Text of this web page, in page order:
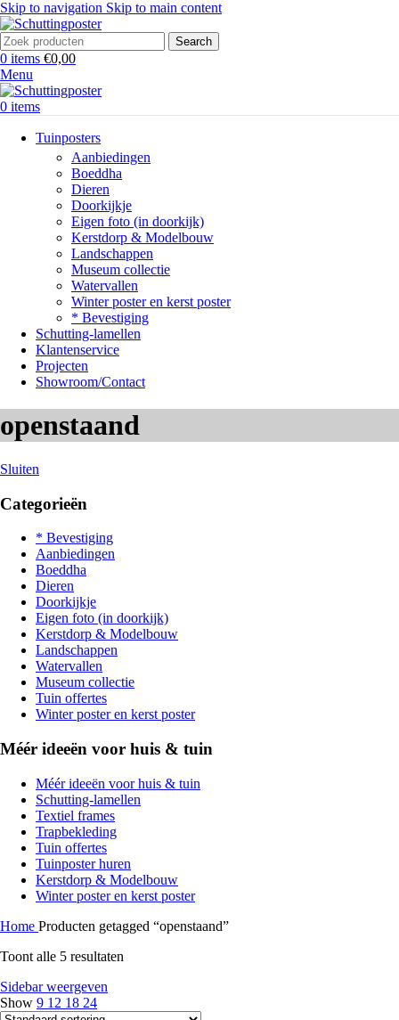
Skip to navigation Skip to main content
Search
0 items €0,00
Menu
0 items
Tuinposters
Aanbiedingen
Boeddha
Dieren
Doorkijkje
Eigen foto (in doorkijk)
Kerstdorp & Modelbouw
Landschappen
Museum collectie
Watervallen
Winter poster en kerst poster
* Bevestiging
Schutting-lamellen
Klantenservice
Projecten
Showroom/Contact
openstaand
Sluiten
Categorieën
* Bevestiging
Aanbiedingen
Boeddha
Dieren
Doorkijkje
Eigen foto (in doorkijk)
Kerstdorp & Modelbouw
Landschappen
Watervallen
Museum collectie
Tuin offertes
Winter poster en kerst poster
Méér ideeën voor huis & tuin
Méér ideeën voor huis & tuin
Schutting-lamellen
Textiel frames
Trapbekleding
Tuin offertes
Tuinposter huren
Kerstdorp & Modelbouw
Winter poster en kerst poster
Home Producten getagged “openstaand”
Toont alle 5 resultaten
Sidebar weergeven
Show 9 12 18 24